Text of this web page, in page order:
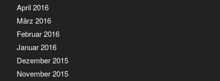
April 2016
März 2016
Februar 2016
Januar 2016
Dezember 2015
November 2015